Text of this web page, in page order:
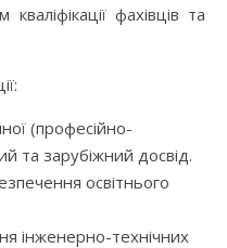
фахівців та
(професійно-
та зарубіжний досвід.
освітнього
інженерно-технічних